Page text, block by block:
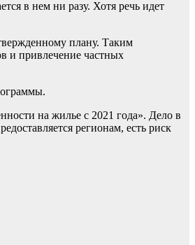
в нем ни разу. Хотя речь идет
плану. Таким
и привлечение частных
на жилье с 2021 года». Дело в
регионам, есть риск